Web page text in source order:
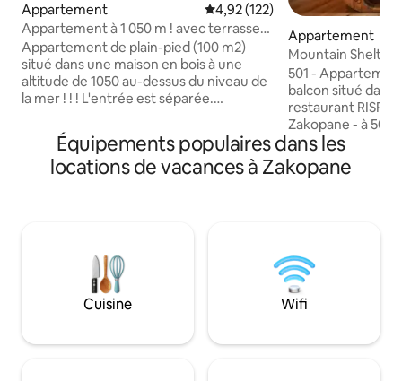
Appartement Évaluation moyenne sur la
4,92 (122)
Appartement à 1 050 m ! avec terrasse
avec vue, max. 8 personnes
Appartement de plain-pied (100 m2)
situé dans une maison en bois à une
altitude de 1050 au-dessus du niveau de
la mer ! ! ! L'entrée est séparée.
terrasse, nous fournissons des transats.
La vue sur les montagnes « entre » dans
le salon :) Vous pouvez garer votre
pied(1h00) et aller en téléphérique
jusqu'à Krupówki (4 minutes). Environs :
sentiers de randonnée et pistes
cyclables, pistes de ski !
Appartement
Mountain Shelter
deux chambres
501 -
balcon situé dans
restaurant
Zakopane - à 50
L'appartement se
chambre avec un
télévision et
réfrigérateur,
micro-ondes,
salle de bain
effet pluie, bidet
Équipements populaires dans les
locations de vacances à Zakopane
Cuisine Wifi